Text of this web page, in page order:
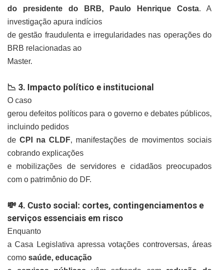
do presidente do BRB, Paulo Henrique Costa. A
investigação apura indícios
de gestão fraudulenta e irregularidades nas operações do
BRB relacionadas ao
Master.
📉 3. Impacto político e institucional
O caso
gerou defeitos políticos para o governo e debates públicos,
incluindo pedidos
de CPI na CLDF, manifestações de movimentos sociais
cobrando explicações
e mobilizações de servidores e cidadãos preocupados
com o patrimônio do DF.
💸 4. Custo social: cortes, contingenciamentos e
serviços essenciais em risco
Enquanto
a Casa Legislativa apressa votações controversas, áreas
como saúde, educação